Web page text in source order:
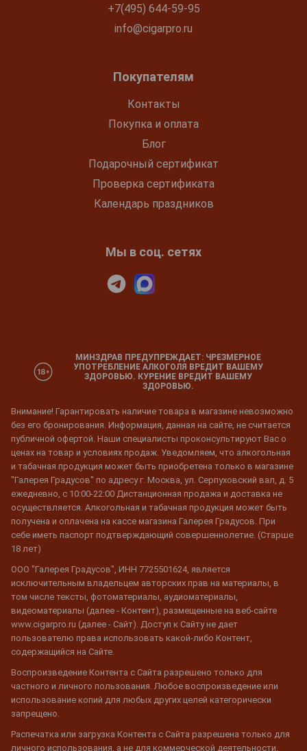
+7(495) 644-59-95
info@cigarpro.ru
Покупателям
Контакты
Покупка и оплата
Блог
Подарочный сертификат
Проверка сертификата
Календарь праздников
Мы в соц. сетях
МИНЗДРАВ ПРЕДУПРЕЖДАЕТ: ЧРЕЗМЕРНОЕ
УПОТРЕБЛЕНИЕ АЛКОГОЛЯ ВРЕДИТ ВАШЕМУ
ЗДОРОВЬЮ. КУРЕНИЕ ВРЕДИТ ВАШЕМУ
ЗДОРОВЬЮ.
Внимание! Гарантировать наличие товара в магазине невозможно
без его бронирования. Информация, данная на сайте, не считается
публичной офертой. Наши специалисты проконсультируют Вас о
ценах на товар и условиях продаж. Уведомляем, что алкогольная
и табачная продукция может быть приобретена только в магазине
"Галерея Градусов" по адресу г. Москва, ул. Серпуховский вал, д. 5
ежедневно, с 10:00-22:00 Дистанционная продажа и доставка не
осуществляется. Алкогольная и табачная продукция может быть
получена и оплачена на кассе магазина Галерея Градусов. При
себе иметь паспорт подтверждающий совершеннолетие. (Старше
18 лет)
ООО "Галерея Градусов", ИНН 7725501624, является
исключительным владельцем авторских прав на материалы, в
том числе тексты, фотоматериалы, аудиоматериалы,
видеоматериалы (далее - Контент), размещенные на веб-сайте
www.cigarpro.ru (далее - Сайт). Доступ к Сайту не дает
пользователю права использовать какой-либо Контент,
содержащийся на Сайте.
Воспроизведение Контента с Сайта разрешено только для
частного и личного пользования. Любое воспроизведение или
использование копий для любых других целей категорически
запрещено.
Распечатка или загрузка Контента с Сайта разрешена только для
личного использования, а не для коммерческой деятельности.